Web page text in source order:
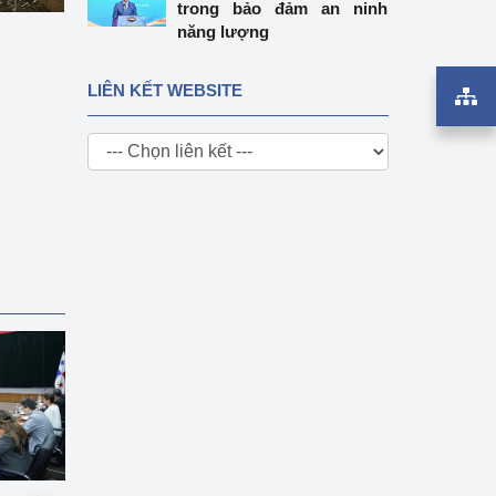
trong bảo đảm an ninh
năng lượng
LIÊN KẾT WEBSITE